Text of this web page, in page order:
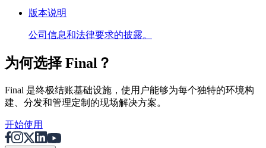
Use Cases
service flows
手持结账
关于 FinalGet to know the team behind Final
What's new in our latest release
版本说明
公司信息和法律要求的披露。
为何选择 Final？
Final 是终极结账基础设施，使用户能够为每个独特的环境构
建、分发和管理定制的现场解决方案。
开始使用